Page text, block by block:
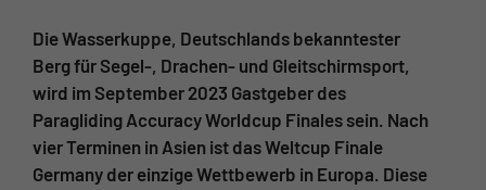
Die Wasserkuppe, Deutschlands bekanntester
Berg für Segel-, Drachen- und Gleitschirmsport,
wird im September 2023 Gastgeber des
Paragliding Accuracy Worldcup Finales sein. Nach
vier Terminen in Asien ist das Weltcup Finale
Germany der einzige Wettbewerb in Europa. Diese